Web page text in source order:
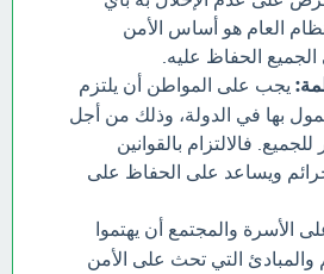
العام هو أساس الأمن
الحفاظ عليه.
يجب على المواطن أن يلتزم
بها في الدولة، وذلك من أجل
فالالتزام بالقوانين
ويساعد على الحفاظ على
الأسرة والمجتمع أن يهتموا
والمبادئ التي تحث على الأمن